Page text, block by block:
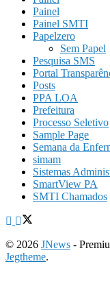
Painel
Painel SMTI
Papelzero
Sem Papel
Pesquisa SMS
Portal
Posts
PPA LOA
Prefeitura
Processo Seletivo
Sample Page
Semana da
simam
Sistemas
SmartView PA
SMTI Chamados
© 2026 JNews -
Jegtheme.